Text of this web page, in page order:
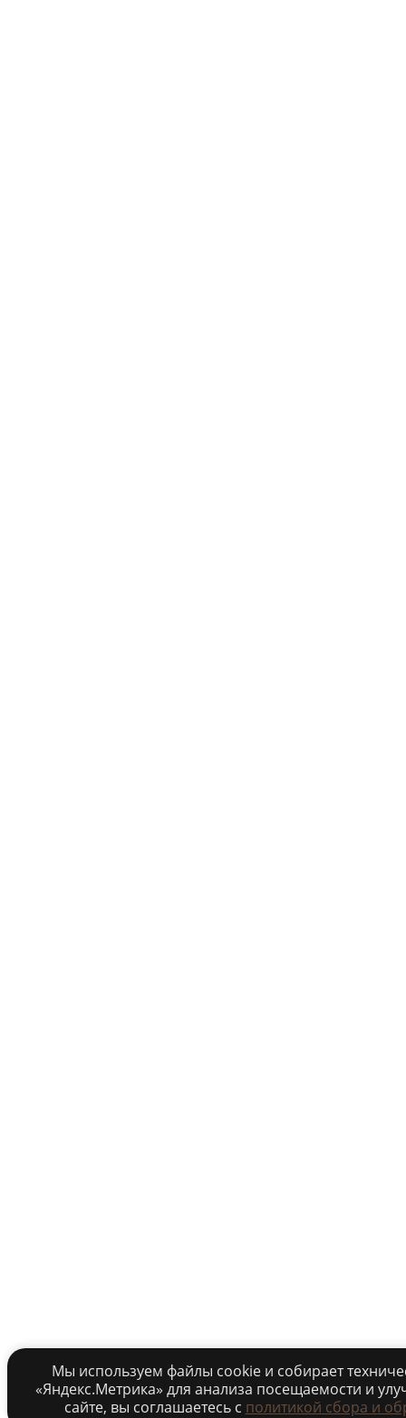
Мы используем файлы cookie и собирает
«Яндекс.Метрика» для анализа посещаемости и
сайте, вы соглашаетесь c политикой сбора и